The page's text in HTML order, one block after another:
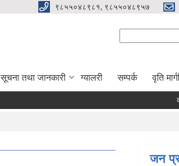
९८५५०४८९८१, ९८५५०४८९५७
सूचना तथा जानकारी ग्यालरी सम्पर्क वृति
जन